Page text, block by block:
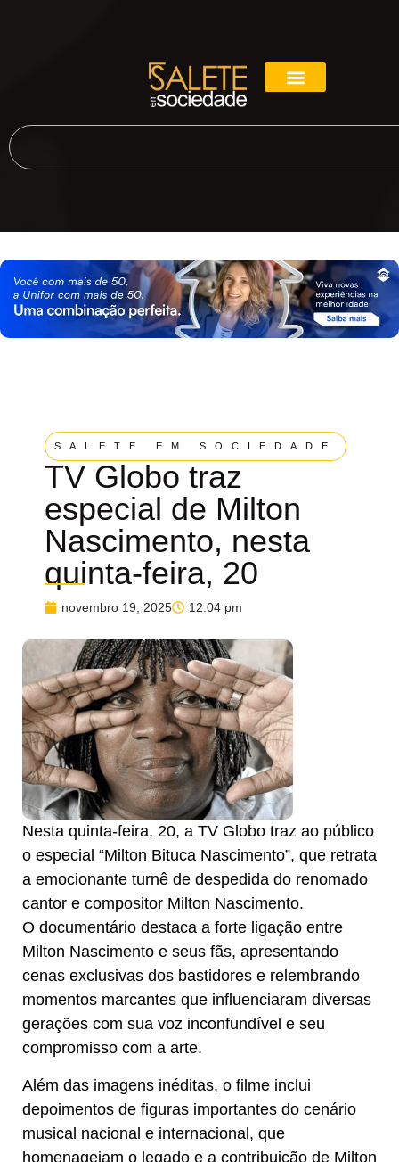
SALETE EM SOCIEDADE
TV Globo traz
especial de Milton
Nascimento, nesta
quinta-feira, 20
novembro 19, 2025 12:04 pm
Nesta quinta-feira, 20, a TV Globo traz ao público
o especial “Milton Bituca Nascimento”, que retrata
a emocionante turnê de despedida do renomado
cantor e compositor Milton Nascimento.
O documentário destaca a forte ligação entre
Milton Nascimento e seus fãs, apresentando
cenas exclusivas dos bastidores e relembrando
momentos marcantes que influenciaram diversas
gerações com sua voz inconfundível e seu
compromisso com a arte.
Além das imagens inéditas, o filme inclui
depoimentos de figuras importantes do cenário
musical nacional e internacional, que
homenageiam o legado e a contribuição de Milton